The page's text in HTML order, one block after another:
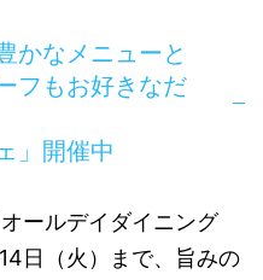
かなメニューと
フもお好きなだ
」開催中
ールデイダイニング
日（火）まで、旨みの